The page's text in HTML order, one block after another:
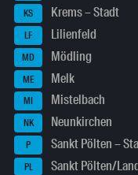
KS Krems – Stadt
LF Lilienfeld
MD Mödling
ME Melk
MI Mistelbach
NK Neunkirchen
P Sankt Pölten –
PL Sankt Pölten/